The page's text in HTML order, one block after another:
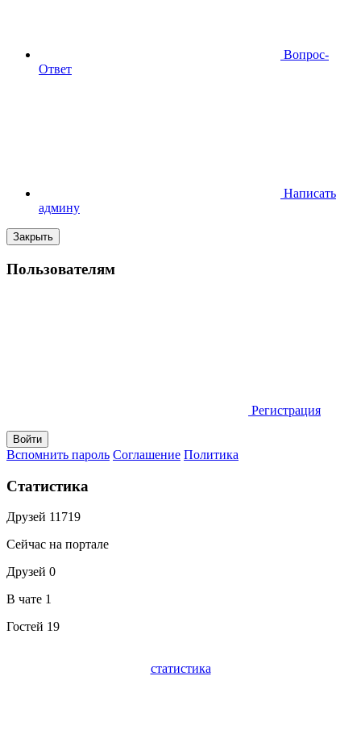
Вопрос-
Ответ
Написать
админу
Закрыть
Пользователям
Регистрация
Вспомнить пароль Соглашение Политика
Статистика
Друзей 11719
Сейчас на портале
Друзей 0
В чате 1
Гостей 19
статистика